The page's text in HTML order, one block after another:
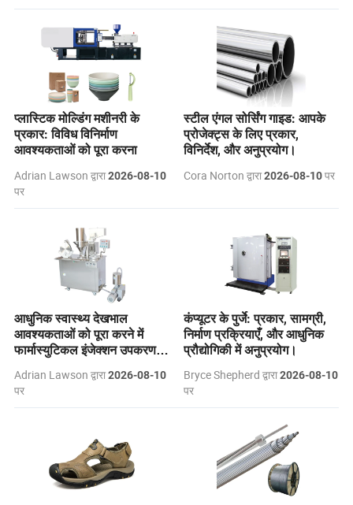
प्लास्टिक मोल्डिंग मशीनरी के
प्रकार: विविध विनिर्माण
आवश्यकताओं को पूरा करना
Adrian Lawson द्वारा2026-08-10
पर
स्टील एंगल सोर्सिंग गाइड: आपके
प्रोजेक्ट्स के लिए प्रकार,
विनिर्देश, और अनुप्रयोग।
Cora Norton द्वारा2026-08-10पर
आधुनिक स्वास्थ्य देखभाल
आवश्यकताओं को पूरा करने में
फार्मास्युटिकल इंजेक्शन उपकरण के
Adrian Lawson द्वारा2026-08-10
पर
कंप्यूटर के पुर्जे: प्रकार, सामग्री,
निर्माण प्रक्रियाएँ, और आधुनिक
प्रौद्योगिकी में अनुप्रयोग।
Bryce Shepherd द्वारा2026-08-10
पर